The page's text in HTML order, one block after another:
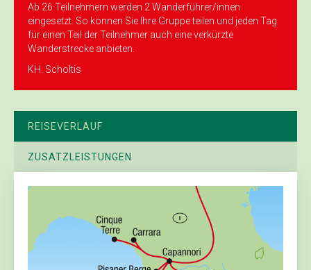
Ab 26 Teilnehmern werden 2 Wanderführer/innen
eingesetzt. So können Sie Ihre Gruppe teilen und jeden Tag
für einen Teil der Teilnehmer auch eine verkürzte
Wanderstrecke anbieten.
KH. Scholtis
REISEVERLAUF
ZUSATZLEISTUNGEN